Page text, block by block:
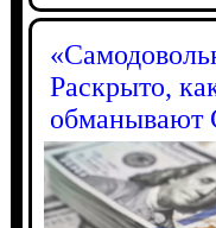
Раскрыто,